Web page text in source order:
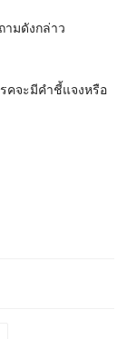
ามดังกล่าว
คจะมีคำชี้แจงหรือ